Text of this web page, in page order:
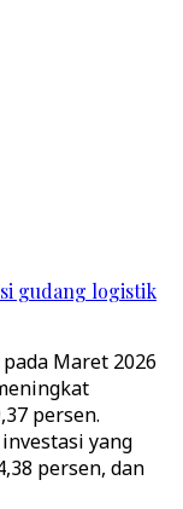
gudang logistik
Maret 2026
persen.
yang
persen, dan